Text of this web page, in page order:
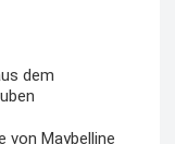
dem
von Maybelline